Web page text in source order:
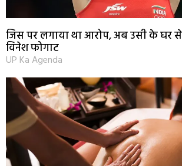
जिस पर लगाया था आरोप, अब उसी के घर
विनेश फोगाट
UP Ka Agenda